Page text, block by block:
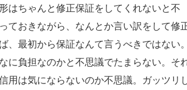
はちゃんと修正保証をしてくれないと不
ておきながら、なんとか言い訳をして修
、最初から保証なんて言うべきではない。
に負担なのかと不思議でたまらない。そ
用は気にならないのか不思議。ガッツリ